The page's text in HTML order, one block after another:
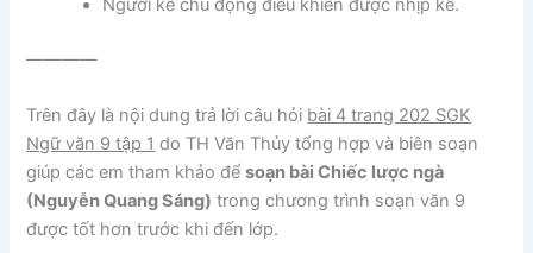
Người kể chủ động điều khiển được nhịp kể.
————
Trên đây là nội dung trả lời câu hỏi bài 4 trang 202 SGK
Ngữ văn 9 tập 1 do TH Văn Thủy tổng hợp và biên soạn
giúp các em tham khảo đểsoạn bài Chiếc lược ngà
(Nguyễn Quang Sáng) trong chương trình soạn văn 9
được tốt hơn trước khi đến lớp.